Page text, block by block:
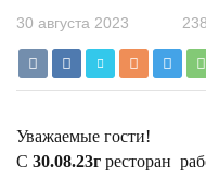
30 августа 2023
Уважаемые гости!
С 30.08.23г ресторан